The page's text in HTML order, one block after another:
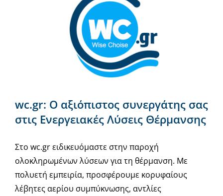
wc.gr: Ο αξιόπιστος συνεργάτης σας
στις Ενεργειακές Λύσεις Θέρμανσης
Στο wc.gr ειδικευόμαστε στην παροχή
ολοκληρωμένων λύσεων για τη θέρμανση. Με
πολυετή εμπειρία, προσφέρουμε κορυφαίους
λέβητες αερίου συμπύκνωσης, αντλίες